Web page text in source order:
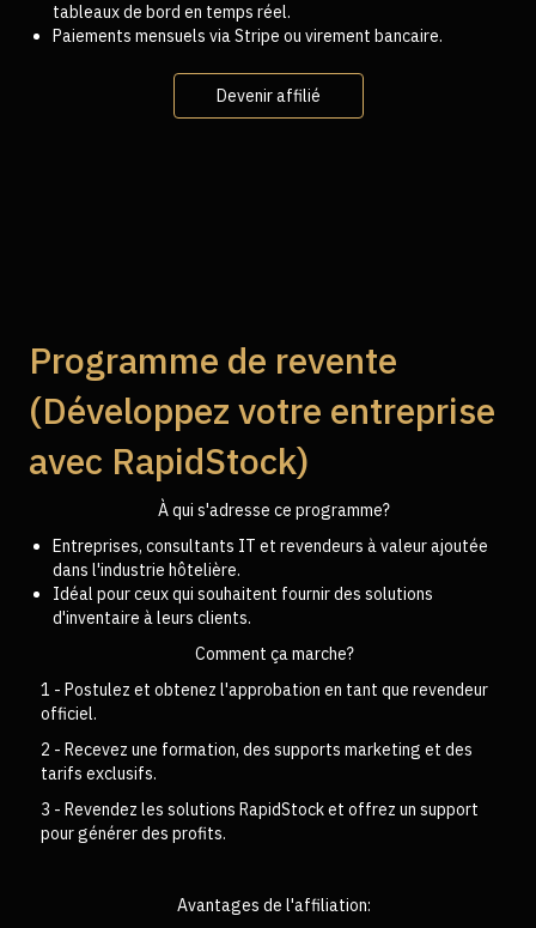
tableaux de bord en temps réel.
Paiements mensuels via Stripe ou virement bancaire.
Devenir affilié
Programme de revente
(Développez votre entreprise
avec RapidStock)
À qui s'adresse ce programme?
Entreprises, consultants IT et revendeurs à valeur ajoutée
dans l'industrie hôtelière.
Idéal pour ceux qui souhaitent fournir des solutions
d'inventaire à leurs clients.
Comment ça marche?
1 - Postulez et obtenez l'approbation en tant que revendeur
officiel.
2 - Recevez une formation, des supports marketing et des
tarifs exclusifs.
3 - Revendez les solutions RapidStock et offrez un support
pour générer des profits.
Avantages de l'affiliation: